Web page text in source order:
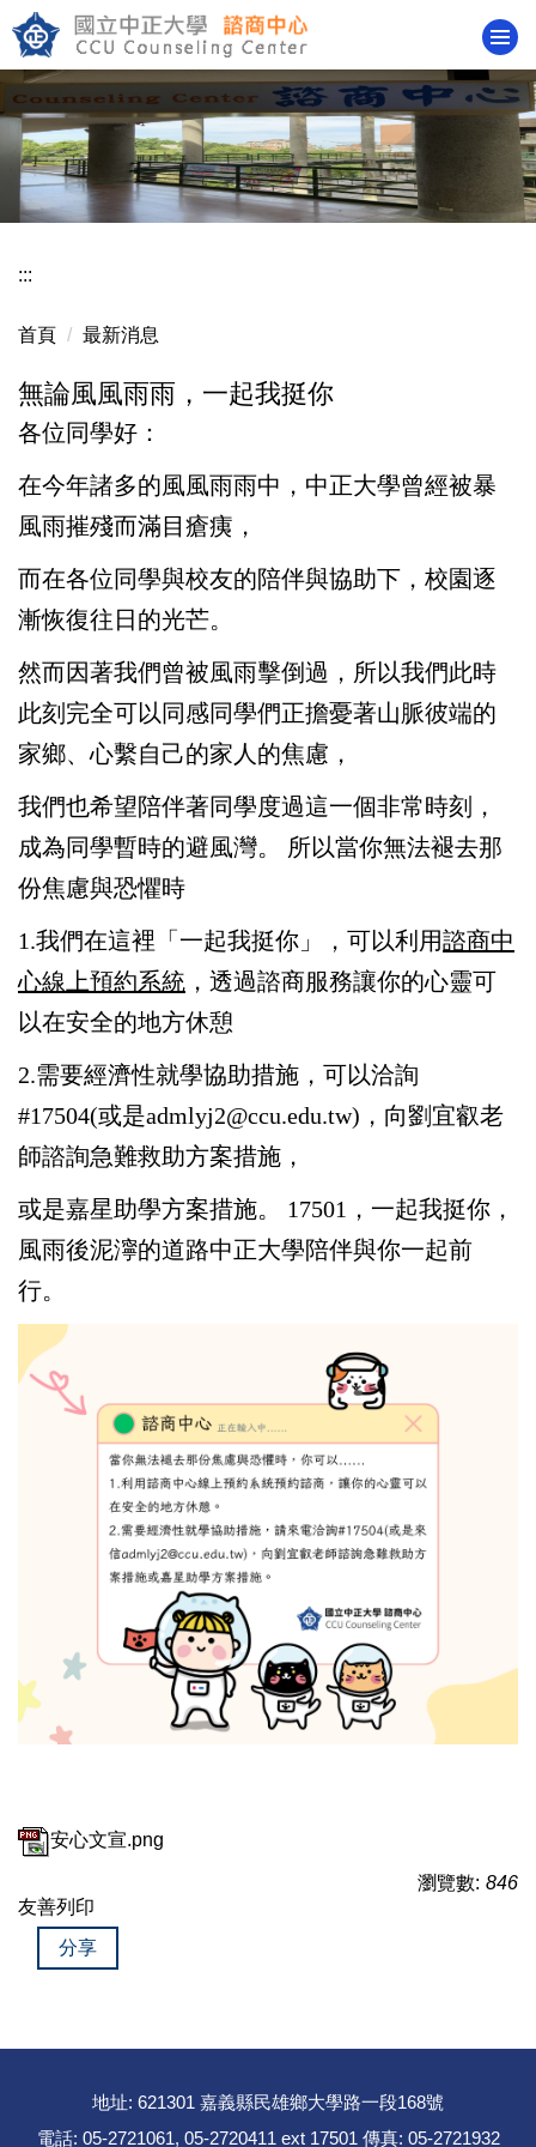
跳
到
主
要
內
容
區
:::
首頁 最新消息
無論風風雨雨，一起我挺你
各位同學好：
在今年諸多的風風雨雨中，中正大學曾經被暴
風雨摧殘而滿目瘡痍，
而在各位同學與校友的陪伴與協助下， 校園逐
漸恢復往日的光芒。
然而因著我們曾被風雨擊倒過，所以我們此時
此刻完全可以同感同學們正擔憂著山脈彼端的
家鄉、心繫自己的家人的焦慮，
我們也希望陪伴著同學度過這一個非常時刻，
成為同學暫時的避風灣。 所以當你無法褪去那
份焦慮與恐懼時
1.我們在這裡「一起我挺你」，可以利用諮商中
心線上預約系統 ，透過諮商服務讓你的心靈可
以在安全的地方休憩
2.需要經濟性就學協助措施，可以洽詢
#17504(或是admlyj2@ccu.edu.tw)，向劉宜叡老
師諮詢急難救助方案措施，
或是嘉星助學方案措施。 17501，一起我挺你，
風雨後泥濘的道路中正大學陪伴與你一起前
行。
安心文宣.png
瀏覽數: 846
友善列印
分享
地址: 621301 嘉義縣民雄鄉大學路一段168號
電話: 05-2721061, 05-2720411 ext 17501 傳真: 05-2721932